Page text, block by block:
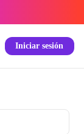
Iniciar sesión